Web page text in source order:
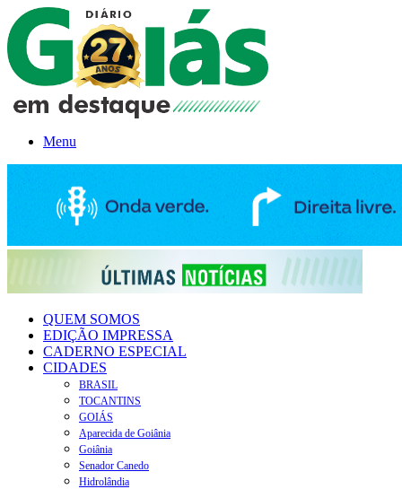
Menu
QUEM SOMOS
EDIÇÃO IMPRESSA
CADERNO ESPECIAL
CIDADES
BRASIL
TOCANTINS
GOIÁS
Aparecida de Goiânia
Goiânia
Senador Canedo
Hidrolândia